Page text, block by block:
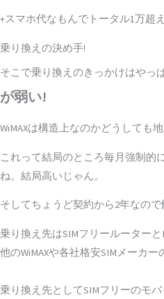
+スマホ代なもんでトータル1万超
乗り換えの決め手!
そこで乗り換えのきっかけはやっ
が弱い!
WiMAXは構造上なのかどうしても
これって結局のところ毎月強制的
ね。結局高いじゃん。
そしてちょうど契約から2年なので
乗り換え先はSIMフリールーターと
他のWiMAXや各社格安SIMメーカ
乗り換え先としてSIMフリーのモ